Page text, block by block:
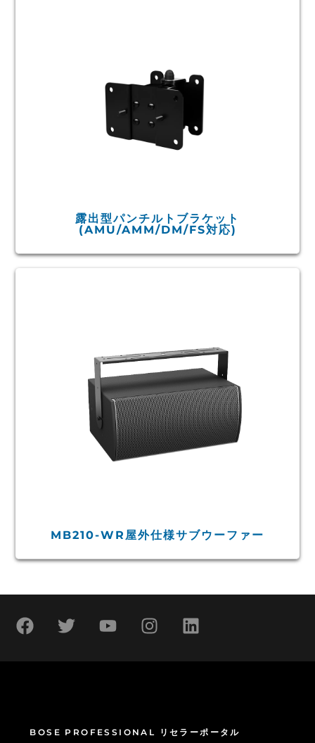
露出型パンチルトブラケット
(AMU/AMM/DM/FS対応)
MB210-WR屋外仕様サブウーファー
BOSE PROFESSIONAL リセラーポータル